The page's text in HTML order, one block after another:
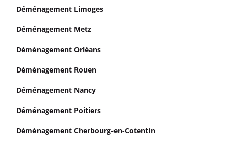
Déménagement Limoges
Déménagement Metz
Déménagement Orléans
Déménagement Rouen
Déménagement Nancy
Déménagement Poitiers
Déménagement Cherbourg-en-Cotentin